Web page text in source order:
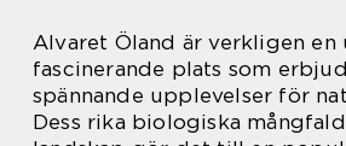
Alvaret Öland är verkligen en
fascinerande plats som
spännande upplevelser för
Dess rika biologiska